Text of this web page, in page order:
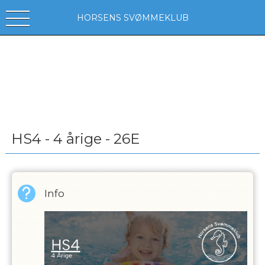
HORSENS SVØMMEKLUB
HS4 - 4 årige - 26E
Info